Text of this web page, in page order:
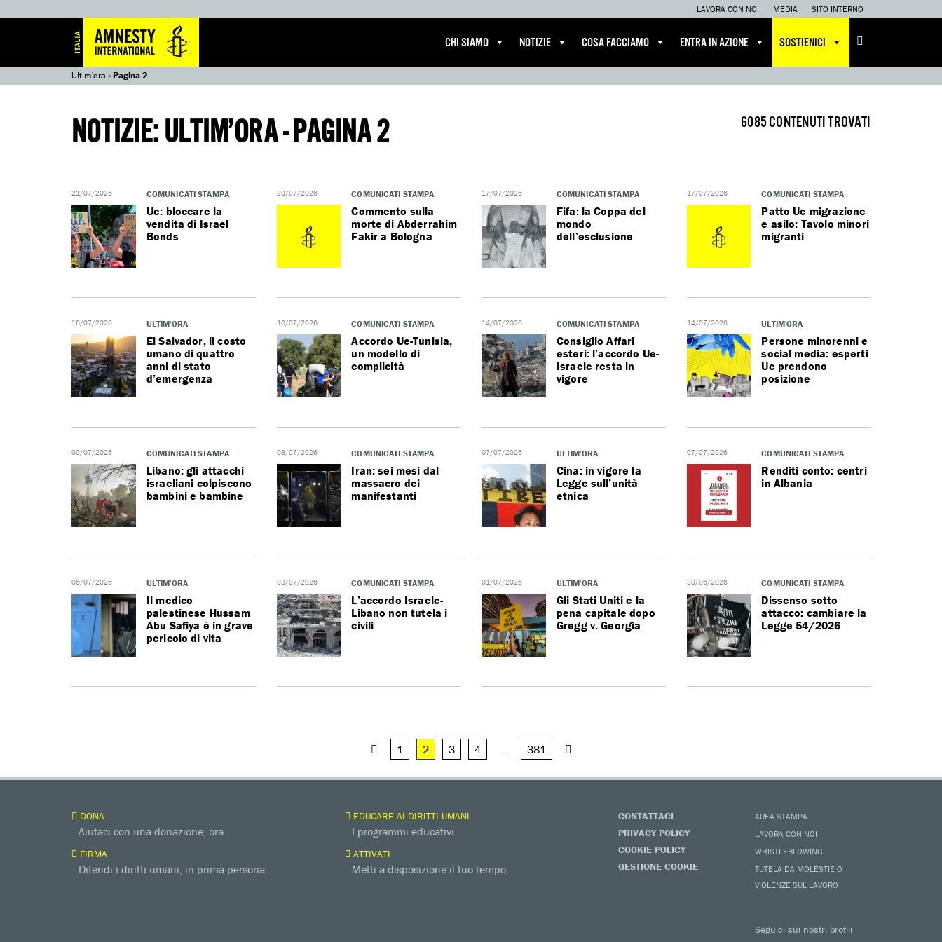
LAVORA CON NOI MEDIA SITO INTERNO
CHI SIAMO NOTIZIE COSA FACCIAMO ENTRA IN AZIONE SOSTIENICI
Ultim'ora »Pagina 2
NOTIZIE: ULTIM’ORA - PAGINA 2 6085 CONTENUTI TROVATI
21/07/2026 COMUNICATI STAMPA
Ue: bloccare la
vendita di Israel
Bonds
20/07/2026 COMUNICATI STAMPA
Commento sulla
morte di Abderrahim
Fakir a Bologna
17/07/2026 COMUNICATI STAMPA
Fifa: la Coppa del
mondo
dell’esclusione
17/07/2026 COMUNICATI STAMPA
Patto Ue migrazione
e asilo: Tavolo minori
migranti
16/07/2026 ULTIM'ORA
El Salvador, il costo
umano di quattro
anni di stato
d’emergenza
16/07/2026 COMUNICATI STAMPA
Accordo Ue-Tunisia,
un modello di
complicità
14/07/2026 COMUNICATI STAMPA
Consiglio Affari
esteri: l’accordo Ue-
Israele resta in
vigore
14/07/2026 ULTIM'ORA
Persone minorenni e
social media: esperti
Ue prendono
posizione
09/07/2026 COMUNICATI STAMPA
Libano: gli attacchi
israeliani colpiscono
bambini e bambine
08/07/2026 COMUNICATI STAMPA
Iran: sei mesi dal
massacro dei
manifestanti
07/07/2026 ULTIM'ORA
Cina: in vigore la
Legge sull’unità
etnica
07/07/2026 COMUNICATI STAMPA
Renditi conto: centri
in Albania
06/07/2026 ULTIM'ORA
Il medico
palestinese Hussam
Abu Safiya è in grave
pericolo di vita
03/07/2026 COMUNICATI STAMPA
L’accordo Israele-
Libano non tutela i
civili
01/07/2026 ULTIM'ORA
Gli Stati Uniti e la
pena capitale dopo
Gregg v. Georgia
30/06/2026 COMUNICATI STAMPA
Dissenso sotto
attacco: cambiare la
Legge 54/2026
1 2 3 4 … 381
DONA
Aiutaci con una donazione, ora.
FIRMA
Difendi i diritti umani, in prima persona.
EDUCARE AI DIRITTI UMANI
I programmi educativi.
ATTIVATI
Metti a disposizione il tuo tempo.
CONTATTACI
PRIVACY POLICY
COOKIE POLICY
GESTIONE COOKIE
AREA STAMPA
LAVORA CON NOI
WHISTLEBLOWING
TUTELA DA MOLESTIE O
VIOLENZE SUL LAVORO
Seguici sui nostri profili